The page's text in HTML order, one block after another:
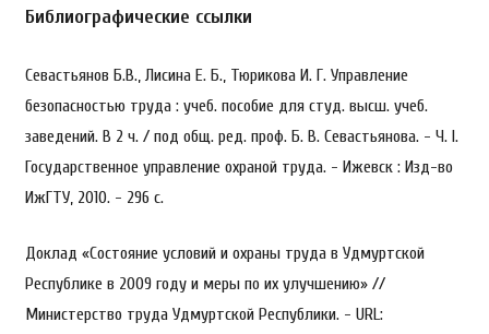
Библиографические ссылки
Севастьянов Б.В., Лисина Е. Б., Тюрикова И. Г. Управление
безопасностью труда : учеб. пособие для студ. высш. учеб.
заведений. В 2 ч. / под общ. ред. проф. Б. В. Севастьянова. - Ч. I.
Государственное управление охраной труда. - Ижевск : Изд-во
ИжГТУ, 2010. - 296 с.
Доклад «Состояние условий и охраны труда в Удмуртской
Республике в 2009 году и меры по их улучшению» //
Министерство труда Удмуртской Республики. - URL: